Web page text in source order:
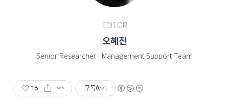
EDITOR
오혜진
Senior Researcher · Management Support Team
16 구독하기